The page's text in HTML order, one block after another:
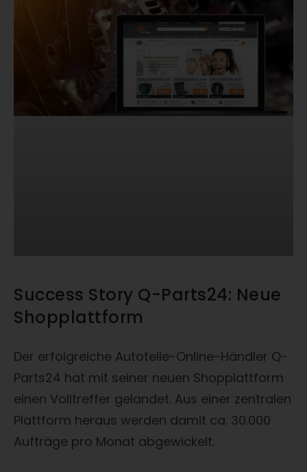
Success Story Q-Parts24: Neue
Shopplattform
Der erfolgreiche Autoteile-Online-Händler Q-
Parts24 hat mit seiner neuen Shopplattform
einen Volltreffer gelandet. Aus einer zentralen
Plattform heraus werden damit ca. 30.000
Aufträge pro Monat abgewickelt.